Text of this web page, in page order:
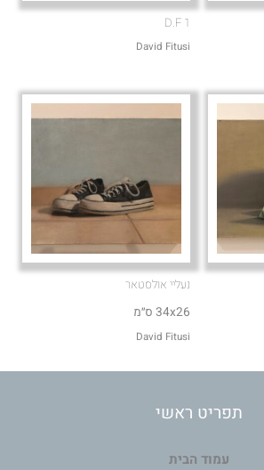
D.F 1
David Fitusi
נעליי אולסטאר
34x26 ס״מ
David Fitusi
תפריט ראשי
עמוד הבית